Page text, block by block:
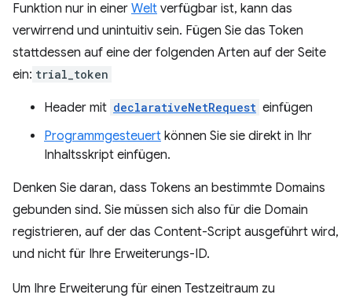
Funktion nur in einer Welt verfügbar ist, kann das
verwirrend und unintuitiv sein. Fügen Sie das Token
stattdessen auf eine der folgenden Arten auf der Seite
ein: trial_token
Header mit declarativeNetRequest einfügen
Programmgesteuert können Sie sie direkt in Ihr
Inhaltsskript einfügen.
Denken Sie daran, dass Tokens an bestimmte Domains
gebunden sind. Sie müssen sich also für die Domain
registrieren, auf der das Content-Script ausgeführt wird,
und nicht für Ihre Erweiterungs-ID.
Um Ihre Erweiterung für einen Testzeitraum zu